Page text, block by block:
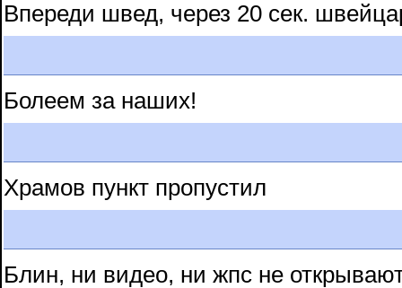
Впереди швед, через 20 сек.
Болеем за наших!
Храмов пункт пропустил
Блин, ни видео, ни жпс не